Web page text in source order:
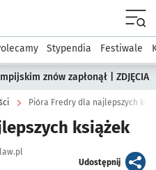
podserwis: Kultura
Stypendia Festiwale
znów zapłonął | ZDJĘCIA
Pióra Fredry dla najlepszych
książek
Udostępnijartykuł